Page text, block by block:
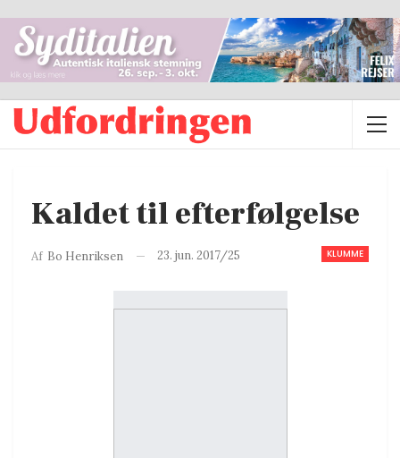
Kaldet til efterfølgelse
KLUMME
Af Bo Henriksen 23. jun. 2017/25